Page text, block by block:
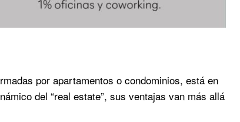
por apartamentos o condominios, está en
del “real estate”, sus ventajas van más allá